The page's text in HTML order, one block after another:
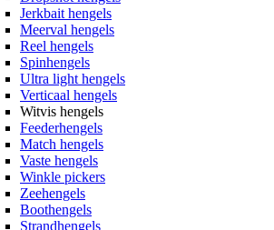
Jerkbait hengels
Meerval hengels
Reel hengels
Spinhengels
Ultra light hengels
Verticaal hengels
Witvis hengels
Feederhengels
Match hengels
Vaste hengels
Winkle pickers
Zeehengels
Boothengels
Strandhengels